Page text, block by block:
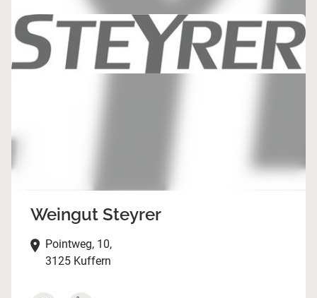
Weingut Steyrer
Pointweg, 10,
3125 Kuffern